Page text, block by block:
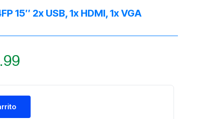
15″ 2x USB, 1x HDMI, 1x VGA